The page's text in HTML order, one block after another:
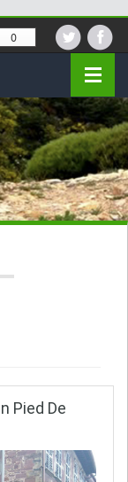
0
Pied De